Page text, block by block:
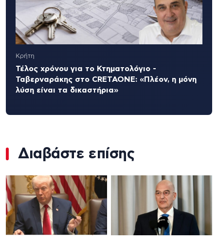
Κρήτη
Τέλος χρόνου για το Κτηματολόγιο -
Ταβερναράκης στο CRETAONE: «Πλέον, η μόνη
λύση είναι τα δικαστήρια»
Διαβάστε επίσης